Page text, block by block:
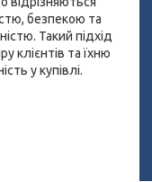
безпекою та
Такий підхід
клієнтів та їхню
у купівлі.